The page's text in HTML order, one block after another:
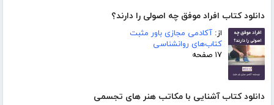
دانلود کتاب افراد موفق چه اصولی را دارند؟
از: آکادمی مجازی باور مثبت
کتاب‌های روانشناسی
۱۷ صفحه
دانلود کتاب آشنایی با مکاتب هنر های تجسمی